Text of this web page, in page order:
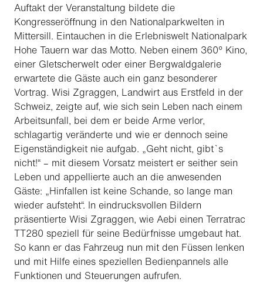
Auftakt der Veranstaltung bildete die
Kongresseröffnung in den Nationalparkwelten in
Mittersill. Eintauchen in die Erlebniswelt Nationalpark
Hohe Tauern war das Motto. Neben einem 360° Kino,
einer Gletscherwelt oder einer Bergwaldgalerie
erwartete die Gäste auch ein ganz besonderer
Vortrag. Wisi Zgraggen, Landwirt aus Erstfeld in der
Schweiz, zeigte auf, wie sich sein Leben nach einem
Arbeitsunfall, bei dem er beide Arme verlor,
schlagartig veränderte und wie er dennoch seine
Eigenständigkeit nie aufgab. „Geht nicht, gibt`s
nicht!“ – mit diesem Vorsatz meistert er seither sein
Leben und appellierte auch an die anwesenden
Gäste: „Hinfallen ist keine Schande, so lange man
wieder aufsteht“. In eindrucksvollen Bildern
präsentierte Wisi Zgraggen, wie Aebi einen Terratrac
TT280 speziell für seine Bedürfnisse umgebaut hat.
So kann er das Fahrzeug nun mit den Füssen lenken
und mit Hilfe eines speziellen Bedienpannels alle
Funktionen und Steuerungen aufrufen.